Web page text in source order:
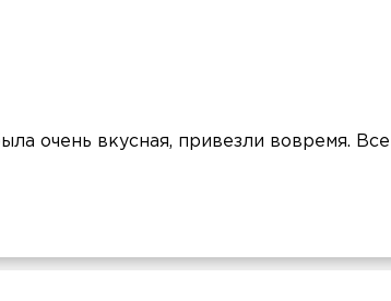
очень вкусная, привезли вовремя.